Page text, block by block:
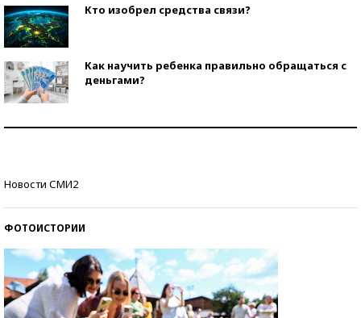
Кто изобрел средства связи?
Как научить ребенка правильно обращаться с
деньгами?
Новости СМИ2
ФОТОИСТОРИИ